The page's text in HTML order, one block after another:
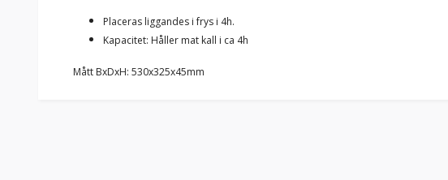
Placeras liggandes i frys i 4h.
Kapacitet: Håller mat kall i ca 4h
Mått BxDxH: 530x325x45mm